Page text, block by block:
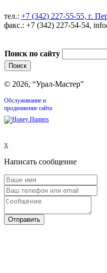
тел.: +7 (342) 227-55-55, г.
факс.: +7 (342) 227-54-54,
Поиск по сайту
© 2026, “Урал-Мастер”
Обслуживание и
продвижение сайта
x
Написать сообщение
Отправить